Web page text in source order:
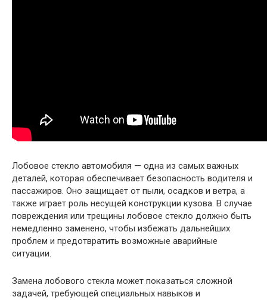
Лобовое стекло автомобиля — одна из самых важных
деталей, которая обеспечивает безопасность водителя и
пассажиров. Оно защищает от пыли, осадков и ветра, а
также играет роль несущей конструкции кузова. В случае
повреждения или трещины лобовое стекло должно быть
немедленно заменено, чтобы избежать дальнейших
проблем и предотвратить возможные аварийные
ситуации.
Замена лобового стекла может показаться сложной
задачей, требующей специальных навыков и